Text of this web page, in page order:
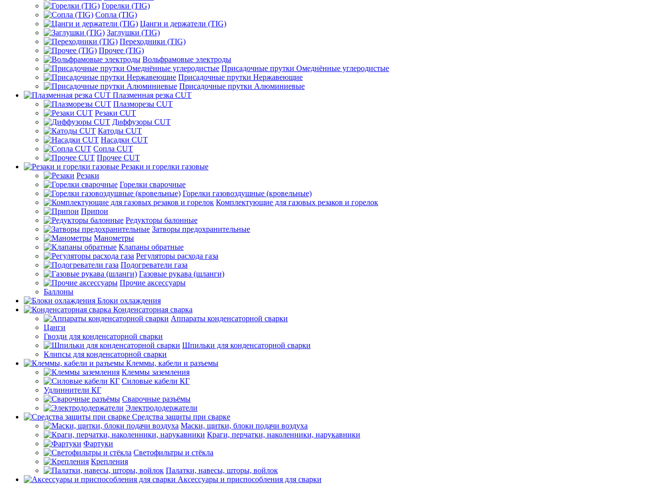
Горелки (TIG)
Сопла (TIG)
Цанги и держатели (TIG)
Заглушки (TIG)
Переходники (TIG)
Прочее (TIG)
Вольфрамовые электроды
Присадочные прутки Омеднённые углеродистые
Присадочные прутки Нержавеющие
Присадочные прутки Алюминиевые
Плазменная резка CUT
Плазморезы CUT
Резаки CUT
Диффузоры CUT
Катоды CUT
Насадки CUT
Сопла CUT
Прочее CUT
Резаки и горелки газовые
Резаки
Горелки сварочные
Горелки газовоздушные (кровельные)
Комплектующие для газовых резаков и горелок
Припои
Редукторы балонные
Затворы предохранительные
Манометры
Клапаны обратные
Регуляторы расхода газа
Подогреватели газа
Газовые рукава (шланги)
Прочие аксессуары
Баллоны
Блоки охлаждения
Конденсаторная сварка
Аппараты конденсаторной сварки
Цанги
Гвозди для конденсаторной сварки
Шпильки для конденсаторной сварки
Клипсы для конденсаторной сварки
Клеммы, кабели и разъемы
Клеммы заземления
Силовые кабели КГ
Удлиннители КГ
Сварочные разъёмы
Электрододержатели
Средства защиты при сварке
Маски, щитки, блоки подачи воздуха
Краги, перчатки, наколенники, нарукавники
Фартуки
Светофильтры и стёкла
Крепления
Палатки, навесы, шторы, войлок
Аксессуары и приспособления для сварки